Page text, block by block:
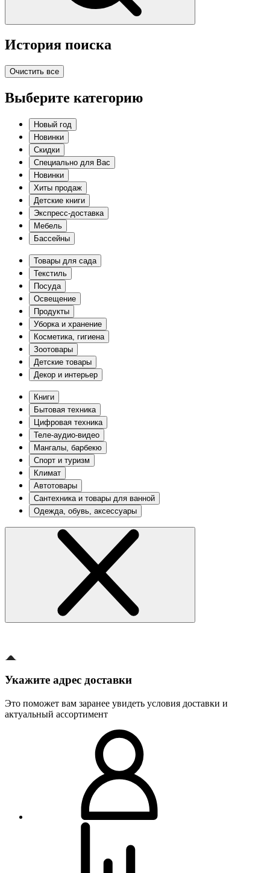
История поиска
Очистить все
Выберите категорию
Новый год
Новинки
Скидки
Специально для Вас
Новинки
Хиты продаж
Детские книги
Экспресс-доставка
Мебель
Бассейны
Товары для сада
Текстиль
Посуда
Освещение
Продукты
Уборка и хранение
Косметика, гигиена
Зоотовары
Детские товары
Декор и интерьер
Книги
Бытовая техника
Цифровая техника
Теле-аудио-видео
Мангалы, барбекю
Спорт и туризм
Климат
Автотовары
Сантехника и товары для ванной
Одежда, обувь, аксессуары
Укажите адрес доставки
Это поможет вам заранее увидеть условия доставки и
актуальный ассортимент